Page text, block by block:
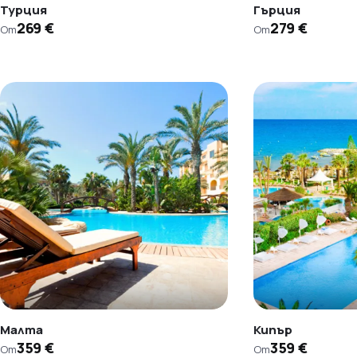
Турция
От269 €
Гърция
От279 €
Малта
От359 €
Кипър
От359 €